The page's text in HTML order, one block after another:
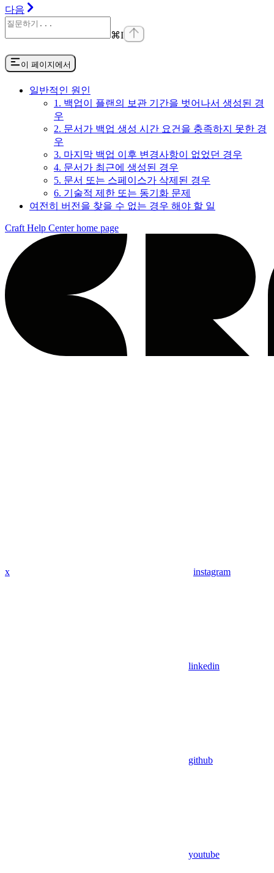
다음
⌘I
이 페이지에서
일반적인 원인
1. 백업이 플랜의 보관 기간을 벗어나서 생성된 경
우
2. 문서가 백업 생성 시간 요건을 충족하지 못한 경
우
3. 마지막 백업 이후 변경사항이 없었던 경우
4. 문서가 최근에 생성된 경우
5. 문서 또는 스페이스가 삭제된 경우
6. 기술적 제한 또는 동기화 문제
여전히 버전을 찾을 수 없는 경우 해야 할 일
Craft Help Centerhome page
x instagram
linkedin
github
youtube